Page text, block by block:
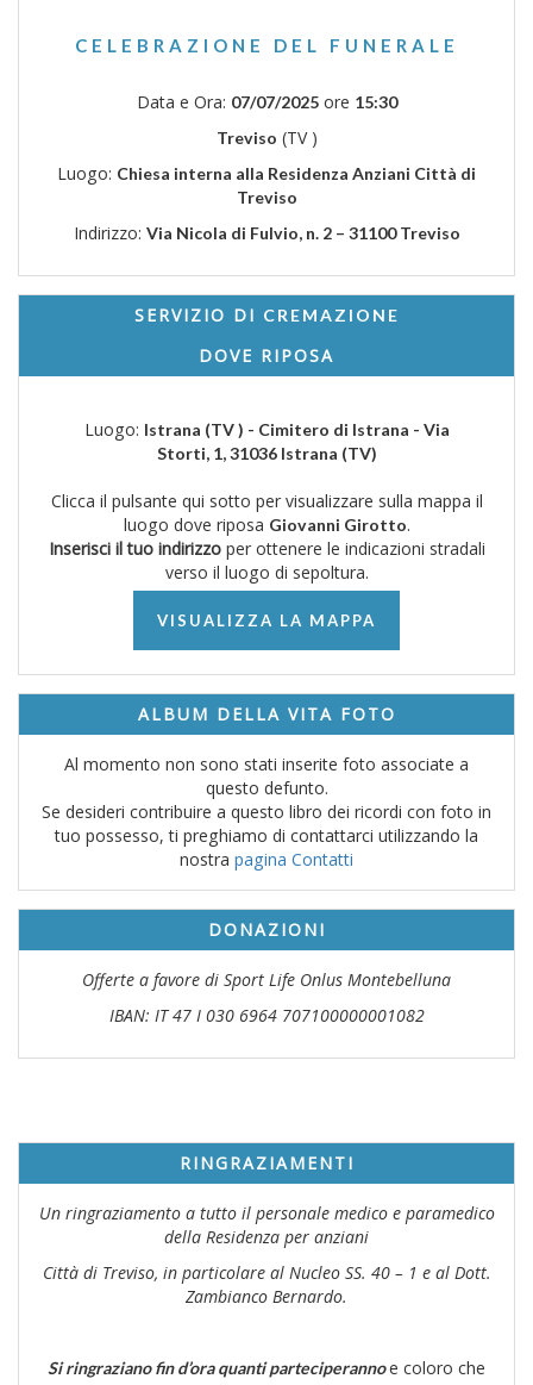
CELEBRAZIONE DEL FUNERALE
Data e Ora: 07/07/2025ore 15:30
Treviso (TV )
Luogo: Chiesa interna alla Residenza Anziani Città di
Treviso
Indirizzo: Via Nicola di Fulvio, n. 2 – 31100 Treviso
SERVIZIO DI CREMAZIONE
DOVE RIPOSA
Luogo: Istrana (TV ) - Cimitero di Istrana - Via
Storti, 1, 31036 Istrana (TV)
Clicca il pulsante qui sotto per visualizzare sulla mappa il
luogo dove riposa Giovanni Girotto.
Inserisci il tuo indirizzoper ottenere le indicazioni stradali
verso il luogo di sepoltura.
VISUALIZZA LA MAPPA
ALBUM DELLA VITA FOTO
Al momento non sono stati inserite foto associate a
questo defunto.
Se desideri contribuire a questo libro dei ricordi con foto in
tuo possesso, ti preghiamo di contattarci utilizzando la
nostra pagina Contatti
DONAZIONI
Offerte a favore di Sport Life Onlus Montebelluna
IBAN: IT 47 I 030 6964 707100000001082
RINGRAZIAMENTI
Un ringraziamento a tutto il personale medico e paramedico
della Residenza per anziani
Città di Treviso, in particolare al Nucleo SS. 40 – 1 e al Dott.
Zambianco Bernardo.
Si ringraziano fin d’ora quanti parteciperannoe coloro che